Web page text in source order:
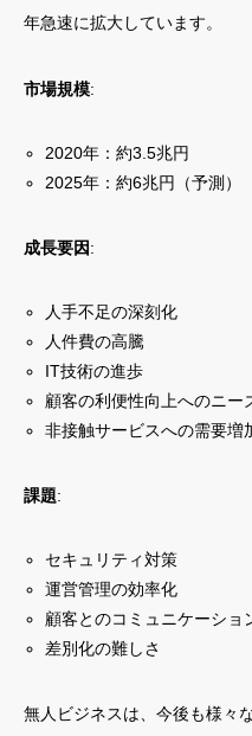
年急速に拡大しています。
市場規模:
2020年：約3.5兆円
2025年：約6兆円（予測）
成長要因:
人手不足の深刻化
人件費の高騰
IT技術の進歩
顧客の利便性向上へのニー
非接触サービスへの需要増
課題:
セキュリティ対策
運営管理の効率化
顧客とのコミュニケーショ
差別化の難しさ
無人ビジネスは、今後も様々